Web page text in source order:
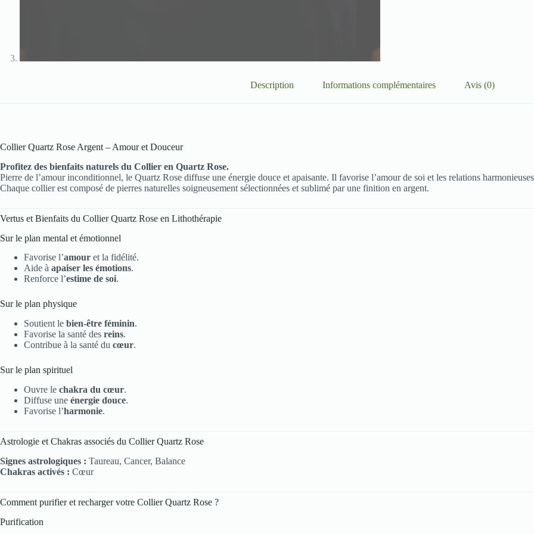
Description Informations complémentaires Avis (0)
Collier Quartz Rose Argent – Amour et Douceur
Profitez des bienfaits naturels du Collier en Quartz Rose.
Pierre de l’amour inconditionnel, le Quartz Rose diffuse une énergie douce et apaisante. Il favorise l’amour de soi et les relations
Chaque collier est composé de pierres naturelles soigneusement sélectionnées et sublimé par une finition en argent.
Vertus et Bienfaits du Collier Quartz Rose en Lithothérapie
Sur le plan mental et émotionnel
Favorise l’amour et la fidélité.
Aide à apaiser les émotions.
Renforce l’estime de soi.
Sur le plan physique
Soutient le bien-être féminin.
Favorise la santé des reins.
Contribue à la santé du cœur.
Sur le plan spirituel
Ouvre le chakra du cœur.
Diffuse une énergie douce.
Favorise l’harmonie.
Astrologie et Chakras associés du Collier Quartz Rose
Signes astrologiques : Taureau, Cancer, Balance
Chakras activés : Cœur
Comment purifier et recharger votre Collier Quartz Rose ?
Purification